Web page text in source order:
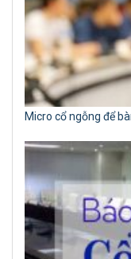
Micro cổ ngỗng để